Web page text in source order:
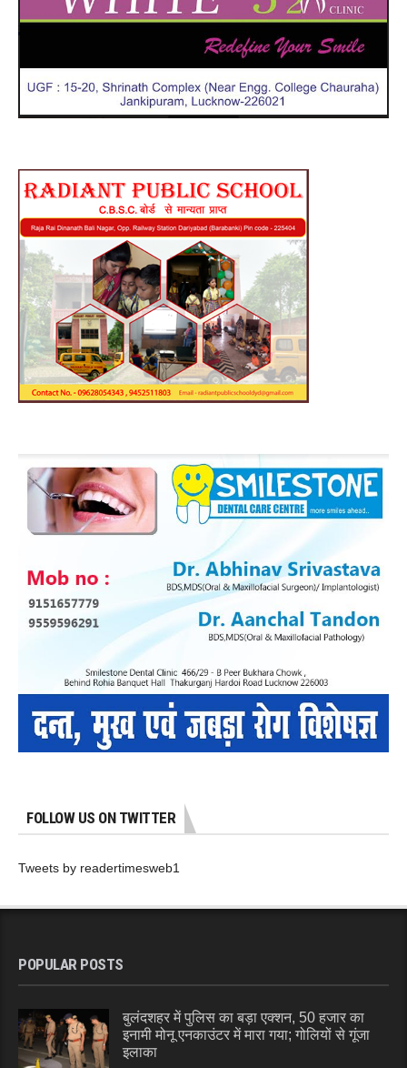
FOLLOW US ON TWITTER
Tweets by readertimesweb1
POPULAR POSTS
बुलंदशहर में पुलिस का बड़ा एक्शन, 50 हजार का
इनामी मोनू एनकाउंटर में मारा गया; गोलियों से गूंजा
इलाका